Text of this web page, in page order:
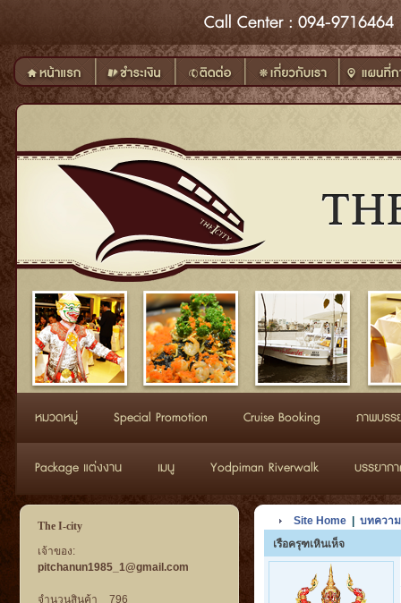
Call Center: 094-9716464
หมวดหมู่ Special Promotion Cruise Booking ภาพบรร
Package แต่งงาน เมนู Yodpiman Riverwalk บรรยาก
The I-city
เจ้าของ:
pitchanun1985_1@gmail.com
จำนวนสินค้า
796
Site Home
บทควา
เรือครุฑเหินเห็จ